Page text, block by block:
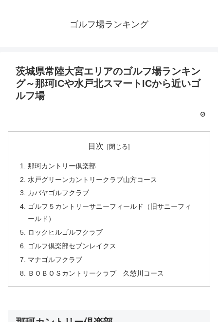
ゴルフ場ランキング
茨城県常陸大宮エリアのゴルフ場ランキン
グ～那珂ICや水戸北スマートICから近いゴ
ルフ場
目次
那珂カントリー倶楽部
水戸グリーンカントリークラブ山方コース
カバヤゴルフクラブ
ゴルフ５カントリーサニーフィールド（旧サニーフィ
ールド）
ロックヒルゴルフクラブ
ゴルフ倶楽部セブンレイクス
マナゴルフクラブ
ＢＯＢＯＳカントリークラブ 久慈川コース